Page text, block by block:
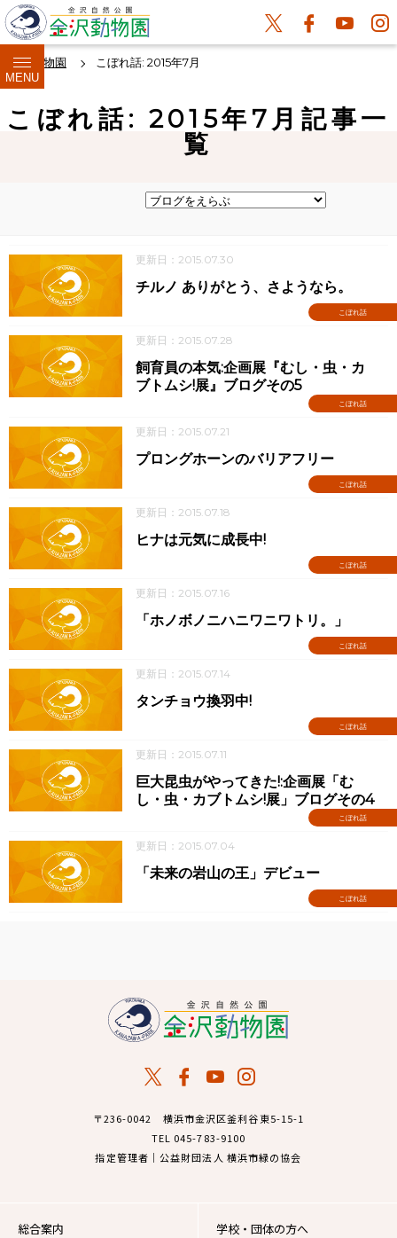
MENU
金沢動物園 こぼれ話: 2015年7月
こぼれ話: 2015年7月記事一
覧
更新日：2015.07.30
こぼれ話
チルノ ありがとう、さようなら。
更新日：2015.07.28
こぼれ話
飼育員の本気:企画展『むし・虫・カ
ブトムシ!展』ブログその5
更新日：2015.07.21
こぼれ話
プロングホーンのバリアフリー
更新日：2015.07.18
こぼれ話
ヒナは元気に成長中!
更新日：2015.07.16
こぼれ話
「ホノボノニハニワニワトリ。」
更新日：2015.07.14
こぼれ話
タンチョウ換羽中!
更新日：2015.07.11
こぼれ話
巨大昆虫がやってきた!:企画展「む
し・虫・カブトムシ!展」ブログその4
更新日：2015.07.04
こぼれ話
「未来の岩山の王」デビュー
〒236-0042 横浜市金沢区釜利谷東5-15-1
TEL 045-783-9100
指定管理者｜公益財団法人 横浜市緑の協会
総合案内
学校・団体の方へ